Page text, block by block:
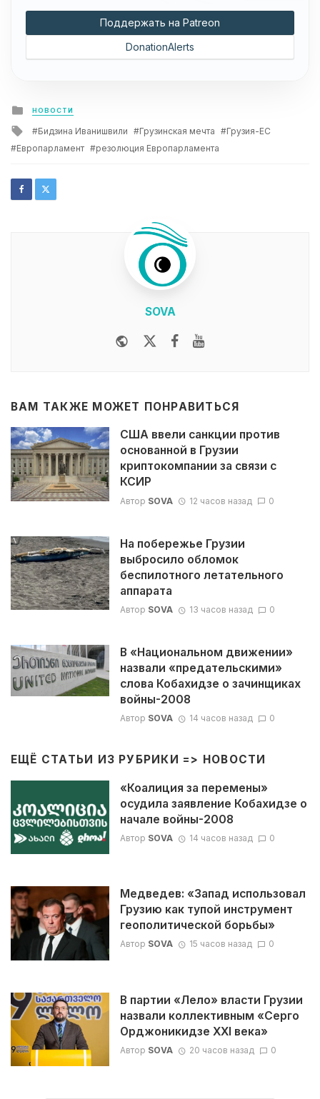
Поддержать на Patreon
DonationAlerts
Posted
in
НОВОСТИ
Tagged
Бидзина Иванишвили Грузинская мечта
Грузия-ЕС
Европарламент
резолюция Европарламента
SOVA
WebsiteTwitterFacebook
ВАМ ТАКЖЕ МОЖЕТ ПОНРАВИТЬСЯ
США ввели санкции против
основанной в Грузии
криптокомпании за связи с
КСИР
Автор SOVA 12 часов назад 0
На побережье Грузии
выбросило обломок
беспилотного летательного
аппарата
Автор SOVA 13 часов назад 0
В «Национальном движении»
назвали «предательскими»
слова Кобахидзе о зачинщиках
войны-2008
Автор SOVA 14 часов назад 0
ЕЩЁ СТАТЬИ ИЗ РУБРИКИ => НОВОСТИ
«Коалиция за перемены»
осудила заявление Кобахидзе о
начале войны-2008
Автор SOVA 14 часов назад 0
Медведев: «Запад использовал
Грузию как тупой инструмент
геополитической борьбы»
Автор SOVA 15 часов назад 0
В партии «Лело» власти Грузии
назвали коллективным «Серго
Орджоникидзе XXI века»
Автор SOVA 20 часов назад 0